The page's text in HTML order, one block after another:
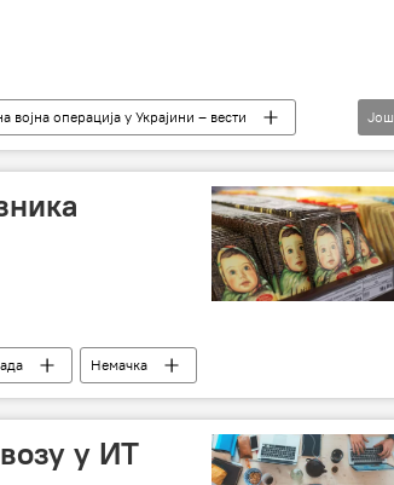
војна операција у Украјини – вести
Анализе и мишљења
Још
Немачка
у ИТ